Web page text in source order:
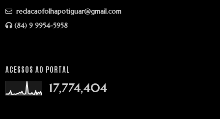
redacaofolhapotiguar@gmail.com
(84) 9 9954-5958
ACESSOS AO PORTAL
17,774,404